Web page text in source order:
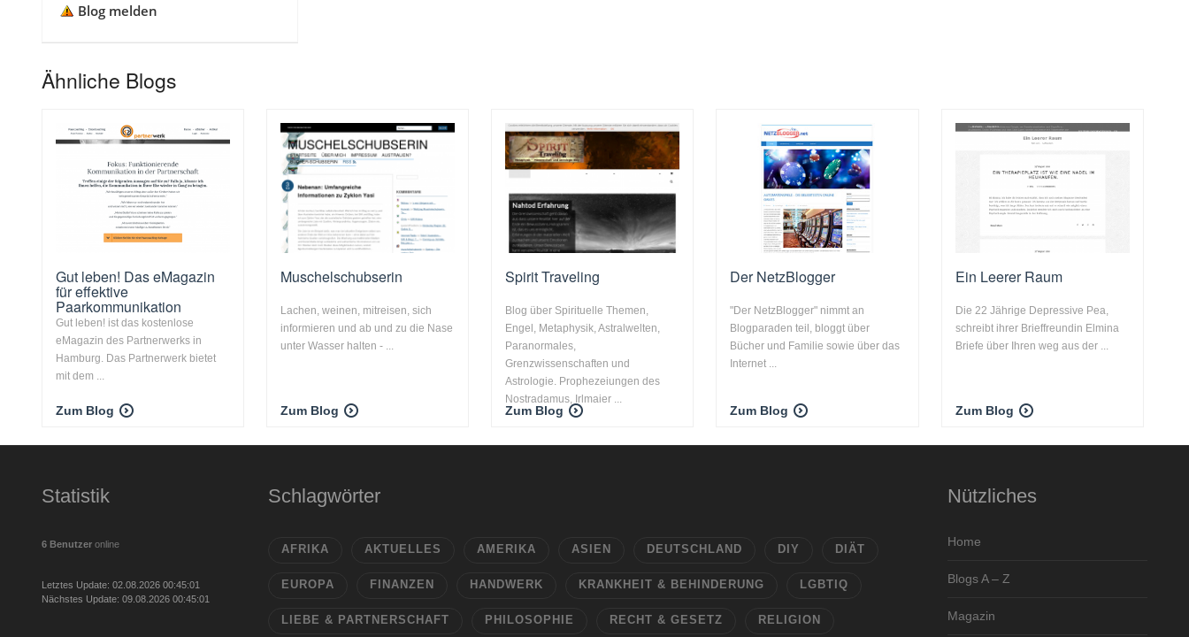
Blog melden
Ähnliche Blogs
Gut leben! Das eMagazin
für effektive
Paarkommunikation
Gut leben! ist das kostenlose
eMagazin des Partnerwerks in
Hamburg. Das Partnerwerk bietet
mit dem ...
Zum Blog
Muschelschubserin
Lachen, weinen, mitreisen, sich
informieren und ab und zu die Nase
unter Wasser halten - ...
Zum Blog
Spirit Traveling
Blog über Spirituelle Themen,
Engel, Metaphysik, Astralwelten,
Paranormales,
Grenzwissenschaften und
Astrologie. Prophezeiungen des
Nostradamus, Irlmaier ...
Zum Blog
Der NetzBlogger
"Der NetzBlogger" nimmt an
Blogparaden teil, bloggt über
Bücher und Familie sowie über das
Internet ...
Zum Blog
Ein Leerer Raum
Die 22 Jährige Depressive Pea,
schreibt ihrer Brieffreundin Elmina
Briefe über Ihren weg aus der ...
Zum Blog
Statistik
6 Benutzer online
Letztes Update: 02.08.2026 00:45:01
Nächstes Update: 09.08.2026 00:45:01
Schlagwörter
AFRIKA AKTUELLES AMERIKA ASIEN DEUTSCHLAND DIY DIÄT
EUROPA FINANZEN HANDWERK KRANKHEIT & BEHINDERUNG LGBTIQ
LIEBE & PARTNERSCHAFT PHILOSOPHIE RECHT & GESETZ RELIGION
Nützliches
Home
Blogs A – Z
Magazin